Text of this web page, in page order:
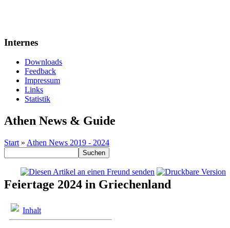
Internes
Downloads
Feedback
Impressum
Links
Statistik
Athen News & Guide
Start » Athen News 2019 - 2024
Feiertage 2024 in Griechenland
Inhalt